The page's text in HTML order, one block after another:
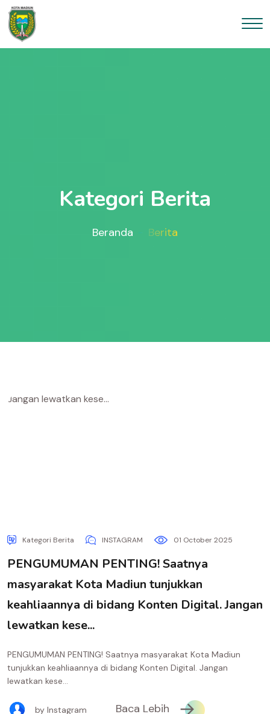
Kategori Berita
Beranda Berita
Kategori Berita INSTAGRAM 01 October 2025
PENGUMUMAN PENTING! Saatnya
masyarakat Kota Madiun tunjukkan
keahliaannya di bidang Konten Digital. Jangan
lewatkan kese...
PENGUMUMAN PENTING! Saatnya masyarakat Kota Madiun
tunjukkan keahliaannya di bidang Konten Digital. Jangan
lewatkan kese...
by Instagram Baca Lebih